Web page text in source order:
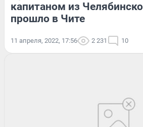
капитаном из
прошло в Чите
11 апреля, 2022, 17:56 2 231 10